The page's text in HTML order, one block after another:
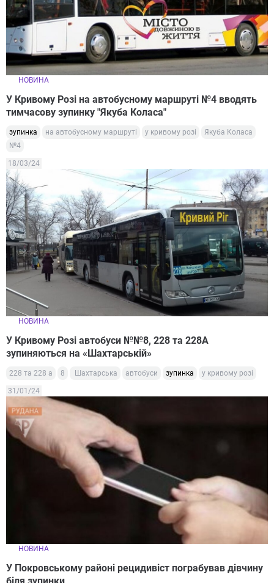
НОВИНА
У Кривому Розі на автобусному маршруті №4 вводять
тимчасову зупинку "Якуба Коласа"
зупинка на автобусному маршруті у кривому розі
Якуба Коласа
№4
18/03/24
НОВИНА
У Кривому Розі автобуси №№8, 228 та 228А
зупиняються на «Шахтарській»
228 та 228 а 8 Шахтарська автобуси зупинка у кривому розі
31/01/24
НОВИНА
У Покровському районі рецидивіст пограбував дівчину